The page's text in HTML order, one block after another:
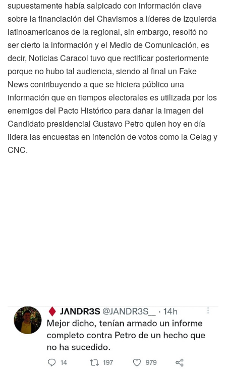
supuestamente había salpicado con información clave
sobre la financiación del Chavismos a líderes de Izquierda
latinoamericanos de la regional, sin embargo, resoltó no
ser cierto la información y el Medio de Comunicación, es
decir, Noticias Caracol tuvo que rectificar posteriormente
porque no hubo tal audiencia, siendo al final un Fake
News contribuyendo a que se hiciera público una
información que en tiempos electorales es utilizada por los
enemigos del Pacto Histórico para dañar la imagen del
Candidato presidencial Gustavo Petro quien hoy en día
lidera las encuestas en intención de votos como la Celag y
CNC.